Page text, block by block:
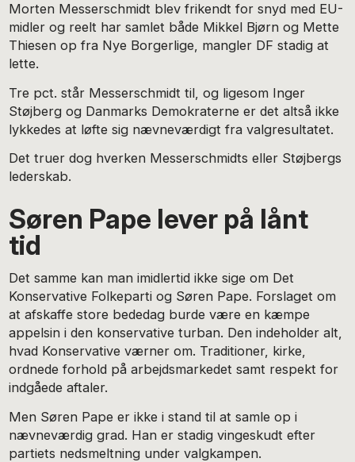
Morten Messerschmidt blev frikendt for snyd med EU-
midler og reelt har samlet både Mikkel Bjørn og Mette
Thiesen op fra Nye Borgerlige, mangler DF stadig at
lette.
Tre pct. står Messerschmidt til, og ligesom Inger
Støjberg og Danmarks Demokraterne er det altså ikke
lykkedes at løfte sig nævneværdigt fra valgresultatet.
Det truer dog hverken Messerschmidts eller Støjbergs
lederskab.
Søren Pape lever på lånt
tid
Det samme kan man imidlertid ikke sige om Det
Konservative Folkeparti og Søren Pape. Forslaget om
at afskaffe store bededag burde være en kæmpe
appelsin i den konservative turban. Den indeholder alt,
hvad Konservative værner om. Traditioner, kirke,
ordnede forhold på arbejdsmarkedet samt respekt for
indgåede aftaler.
Men Søren Pape er ikke i stand til at samle op i
nævneværdig grad. Han er stadig vingeskudt efter
partiets nedsmeltning under valgkampen.